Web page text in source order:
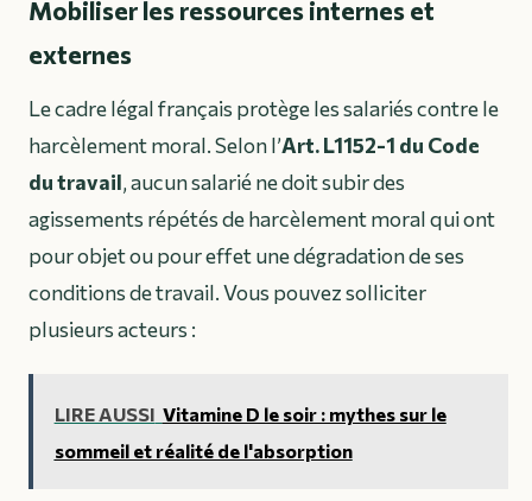
Mobiliser les ressources internes et
externes
Le cadre légal français protège les salariés contre le
harcèlement moral. Selon l’Art. L1152-1 du Code
du travail, aucun salarié ne doit subir des
agissements répétés de harcèlement moral qui ont
pour objet ou pour effet une dégradation de ses
conditions de travail. Vous pouvez solliciter
plusieurs acteurs :
LIRE AUSSI Vitamine D le soir : mythes sur le
sommeil et réalité de l'absorption